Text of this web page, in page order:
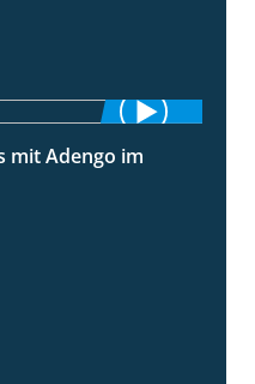
1:27
mit Adengo im